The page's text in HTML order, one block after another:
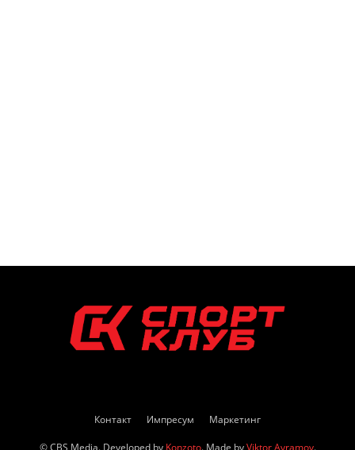
Контакт Импресум Маркетинг
© CBS Media. Developed by Konzoto. Made byViktor Avramov.